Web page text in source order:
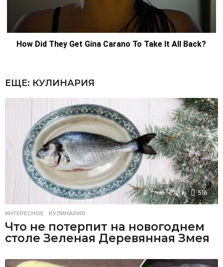
ЕЩЕ: КУЛИНАРИЯ
516
ИНТЕРЕСНОЕ ,КУЛИНАРИЯ
Что не потерпит на новогоднем
столе Зеленая Деревянная Змея